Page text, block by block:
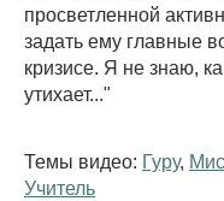
просветленной
задать ему главные
кризисе. Я не знаю,
утихает..."
Темы видео: Гуру,
Учитель